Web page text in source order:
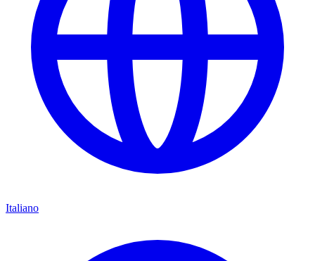
Italiano